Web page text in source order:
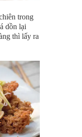
trong
dồn lại
thì lấy ra